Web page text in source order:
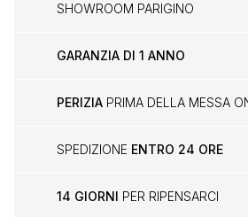
SHOWROOM PARIGINO
GARANZIA DI 1 ANNO
PERIZIA PRIMA DELLA MESSA
SPEDIZIONE ENTRO 24 ORE
14 GIORNI PER RIPENSARCI